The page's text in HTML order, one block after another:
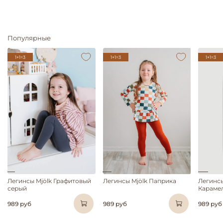
Популярные
1+1=3
Легинсы Mjölk Графитовый
серый
989 руб
1+1=3
Легинсы Mjölk Паприка
989 руб
1+1=3
989 руб